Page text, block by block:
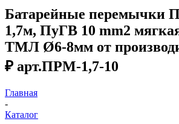
Батарейные перемычки
1,7м, ПуГВ 10 mm2
ТМЛ Ø6-8мм от
₽ арт.ПРМ-1,7-10
Главная
-
Каталог